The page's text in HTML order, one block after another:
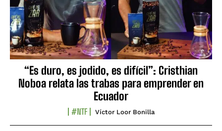
“Es duro, es jodido, es difícil”: Cristhian
Noboa relata las trabas para emprender en
Ecuador
#NTF Víctor Loor Bonilla